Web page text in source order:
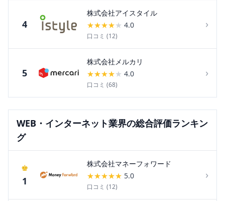
4
株式会社アイスタイル
★★★★★ 4.0
口コミ (12)
›
5
株式会社メルカリ
★★★★★ 4.0
口コミ (68)
›
WEB・インターネット業界の総合評価ランキン
グ
♚
1
株式会社マネーフォワード
★★★★★ 5.0
口コミ (12)
›